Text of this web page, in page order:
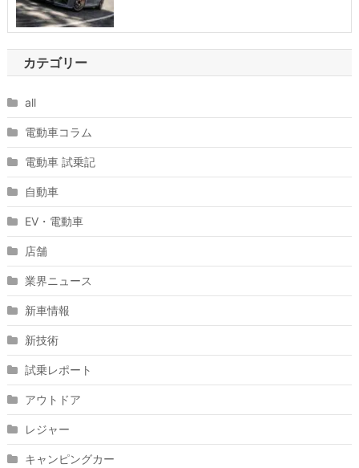
カテゴリー
all
電動車コラム
電動車 試乗記
自動車
EV・電動車
店舗
業界ニュース
新車情報
新技術
試乗レポート
アウトドア
レジャー
キャンピングカー